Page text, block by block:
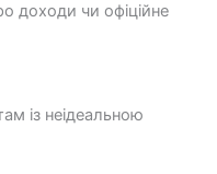
доходи чи офіційне
із неідеальною